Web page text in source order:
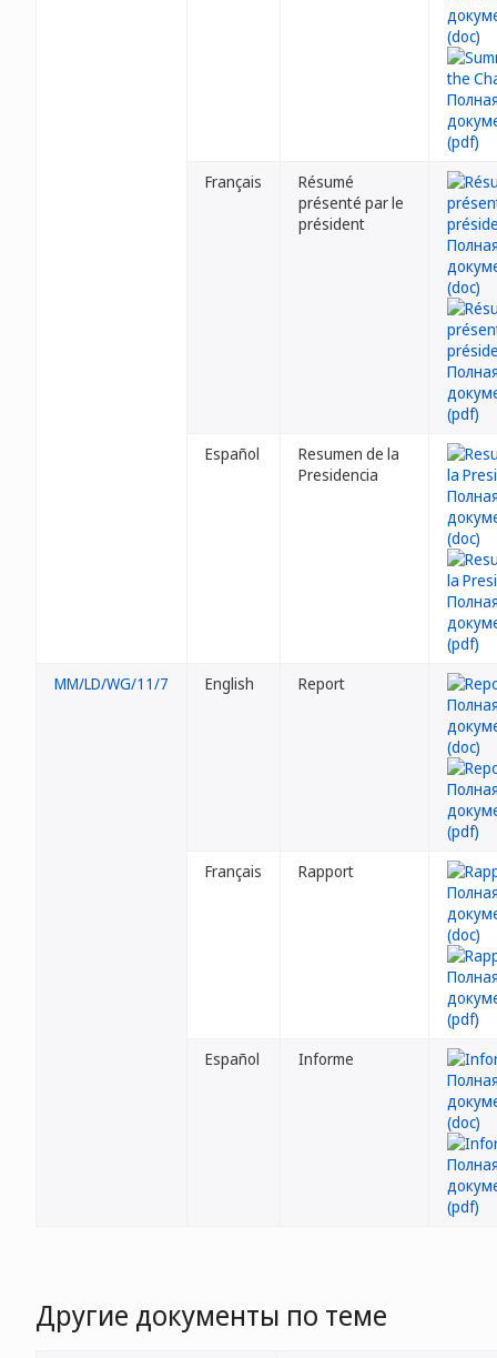
Français
Résumé
présenté par le
président
Español
Resumen de la
Presidencia
MM/LD/WG/11/7 English Report
Français Rapport
Español Informe
Другие документы по теме